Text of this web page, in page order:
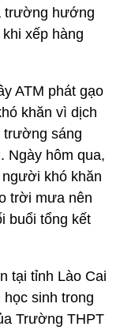
trường hướng
xếp hàng
ATM phát gạo
khăn vì dịch
trường sáng
Ngày hôm qua,
người khó khăn
trời mưa nên
buổi tổng kết
tại tỉnh Lào Cai
sinh trong
Trường THPT